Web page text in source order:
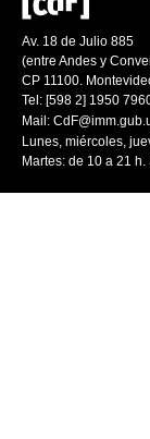
Av. 18 de Julio 885
(entre Andes y
CP 11100.
Tel: [598 2] 1950
Mail:
Lunes, miércoles,
Martes: de 10 a 21